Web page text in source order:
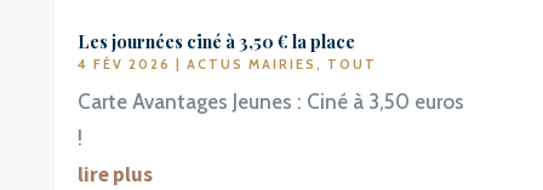
Les journées ciné à 3,50 € la place
4 FÉV 2026 ACTUS MAIRIES , TOUT
Carte Avantages Jeunes : Ciné à 3,50 euros
!
lire plus